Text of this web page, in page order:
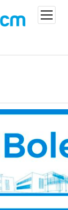
open
menu